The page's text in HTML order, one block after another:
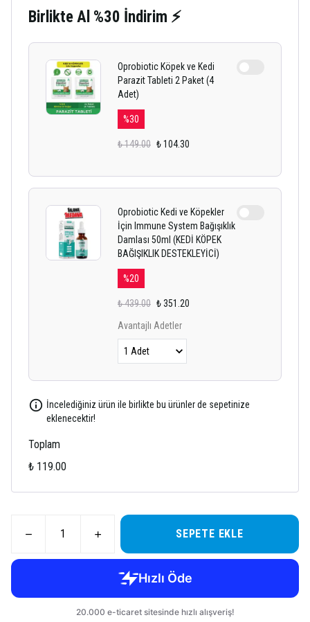
Birlikte Al %30 İndirim ⚡
Oprobiotic Köpek ve Kedi
Parazit Tableti 2 Paket (4
Adet)
%30
₺ 149.00 ₺ 104.30
Oprobiotic Kedi ve Köpekler
İçin Immune System Bağışıklık
Damlası 50ml (KEDİ KÖPEK
BAĞIŞIKLIK DESTEKLEYİCİ)
%20
₺ 439.00 ₺ 351.20
Avantajlı Adetler
İncelediğiniz ürün ile birlikte bu ürünler de sepetinize
eklenecektir!
Toplam
₺ 119.00
SEPETE EKLE